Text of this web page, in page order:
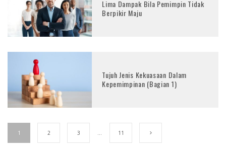
Lima Dampak Bila Pemimpin Tidak
Berpikir Maju
Tujuh Jenis Kekuasaan Dalam
Kepemimpinan (Bagian 1)
1 2 3 … 11